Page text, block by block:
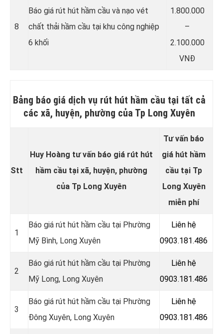
8
Báo giá rút hút hầm cầu và nạo vét
chất thải hầm cầu tại khu công nghiệp
6 khối
1.800.000
–
2.100.000
VNĐ
Bảng báo giá dịch vụ rút hút hầm cầu tại tất cả
các xã, huyện, phường của Tp Long Xuyên
Stt
Huy Hoàng tư vấn báo giá rút hút
hầm cầu tại xã, huyện, phường
của Tp Long Xuyên
Tư vấn báo
giá hút hầm
cầu tại Tp
Long Xuyên
miễn phí
1
Báo giá rút hút hầm cầu tại Phường
Mỹ Bình, Long Xuyên
Liên hệ
0903.181.486
2
Báo giá rút hút hầm cầu tại Phường
Mỹ Long, Long Xuyên
Liên hệ
0903.181.486
3
Báo giá rút hút hầm cầu tại Phường
Đông Xuyên, Long Xuyên
Liên hệ
0903.181.486